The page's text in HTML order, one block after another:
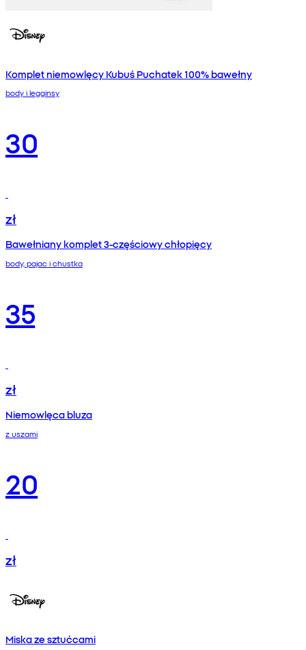
Komplet niemowlęcy Kubuś Puchatek 100% bawełny
body i legginsy
30
zł
Bawełniany komplet 3‑częściowy chłopięcy
body, pajac i chustka
35
zł
Niemowlęca bluza
z uszami
20
zł
Miska ze sztućcami